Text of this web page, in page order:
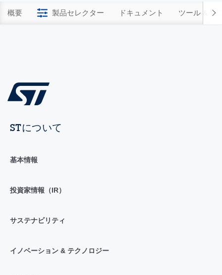
概要 製品セレクター ドキュメント ツール & ソ
STについて
基本情報
投資家情報（IR）
サステナビリティ
イノベーション & テクノロジー